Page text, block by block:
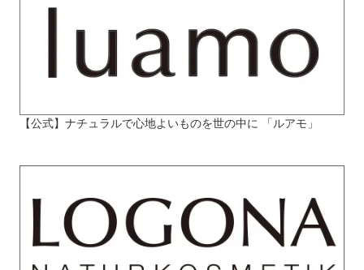
【公式】ナチュラルで心地よいものを世の中に 「ルアモ」